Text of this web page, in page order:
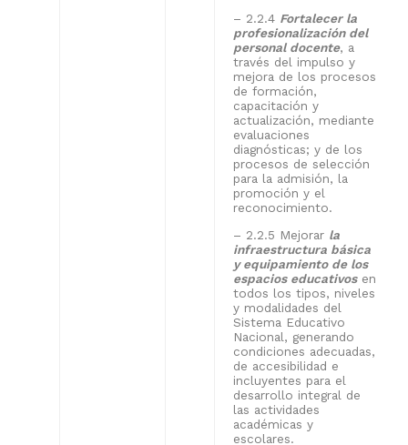
– 2.2.4 Fortalecer la
profesionalización del
personal docente, a
través del impulso y
mejora de los procesos
de formación,
capacitación y
actualización, mediante
evaluaciones
diagnósticas; y de los
procesos de selección
para la admisión, la
promoción y el
reconocimiento.
– 2.2.5 Mejorar la
infraestructura básica
y equipamiento de los
espacios educativosen
todos los tipos, niveles
y modalidades del
Sistema Educativo
Nacional, generando
condiciones adecuadas,
de accesibilidad e
incluyentes para el
desarrollo integral de
las actividades
académicas y
escolares.